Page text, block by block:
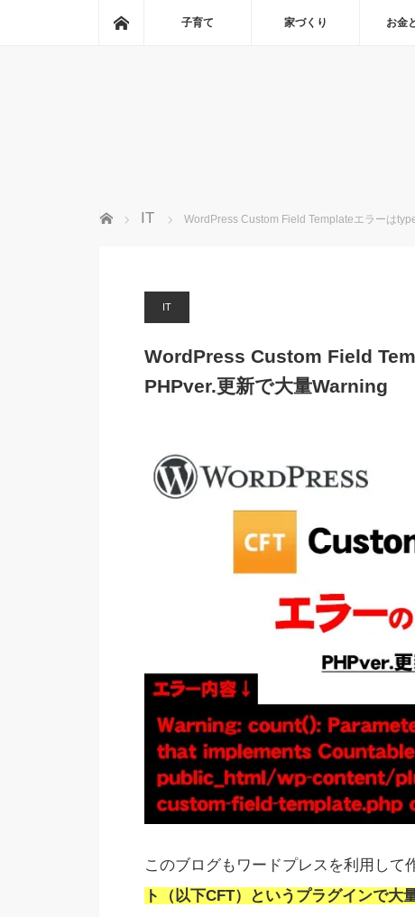
ホーム子育て 家づくり お金
ホームIT WordPress Custom Field Templateエラーは
IT
WordPress Custom Field
PHPver.更新で大量Warning
このブログもワードプレスを利用して
ト（以下CFT）というプラグインで大